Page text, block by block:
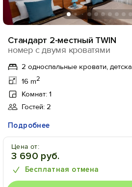
Стандарт 2-местный TWIN
номер с двумя кроватями
2 односпальные кровати,
16 m2
Комнат: 1
Гостей: 2
Подробнее
Цена от:
3 690 руб.
Бесплатная отмена